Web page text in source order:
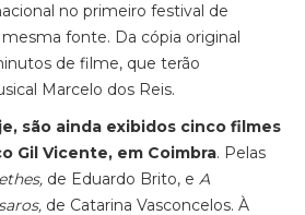
no primeiro festival de
mesma fonte. Da cópia original
de filme, que terão
Marcelo dos Reis.
são ainda exibidos cinco filmes
Gil Vicente, em Coimbra. Pelas
de Eduardo Brito, e A
de Catarina Vasconcelos. À